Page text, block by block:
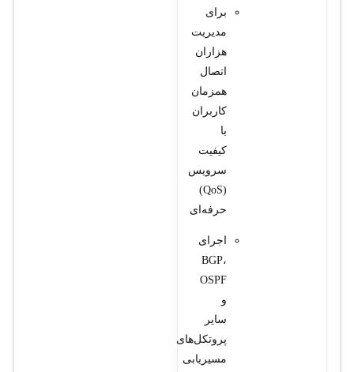
برای
مدیریت
هزاران
اتصال
همزمان
کاربران
با
کیفیت
سرویس
(QoS)
حرفه‌ای
اجرای
BGP،
OSPF
و
سایر
پروتکل‌های
مسیریابی